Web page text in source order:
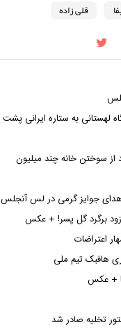
قلی زاده
لهستانی به ستاره ایرانی پشت
از سوختن خانه چند میلیون
جوایز گرمی در لس آنجلس
زود برگرد گل پسر! + عکس
اعتراضات
هافبک تیم ملی
! + عکس
تخلیه صادر شد